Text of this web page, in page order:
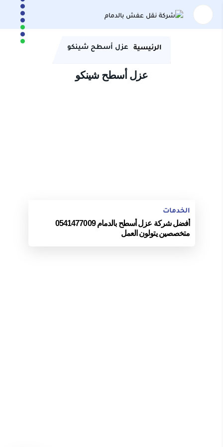
الرئيسية عزل أسطح شينكو
عزل أسطح شينكو
الخدمات
أفضل شركة عزل أسطح بالدمام 0541477009
متخصصين يتولون العمل